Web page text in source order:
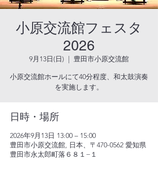
小原交流館フェスタ
2026
9月13日(日)
  |
豊田市小原交流館
小原交流館ホールにて40分程度、和太鼓演奏
を実施します。
日時・場所
2026年9月13日 13:00 – 15:00
豊田市小原交流館, 日本、〒470-0562 愛知県
豊田市永太郎町落６８１−１